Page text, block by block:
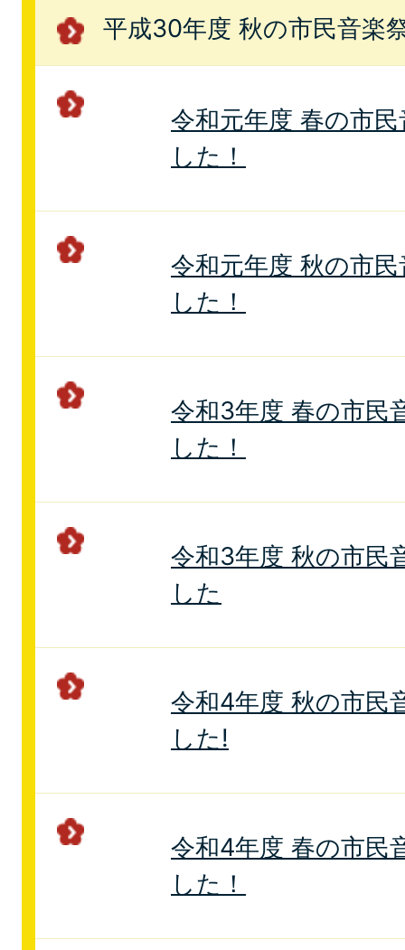
平成30年度 秋の市民音楽
令和元年度 春の市
した！
令和元年度 秋の市
した！
令和3年度 春の市民
した！
令和3年度 秋の市民
した
令和4年度 秋の市民
した!
令和4年度 春の市民
した！